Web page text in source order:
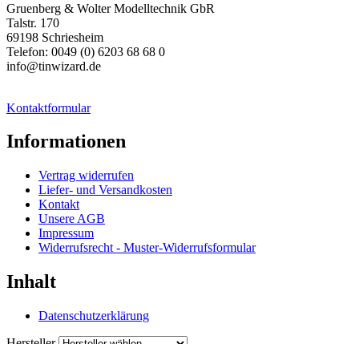
Gruenberg & Wolter Modelltechnik GbR
Talstr. 170
69198 Schriesheim
Telefon: 0049 (0) 6203 68 68 0
info@tinwizard.de
Kontaktformular
Informationen
Vertrag widerrufen
Liefer- und Versandkosten
Kontakt
Unsere AGB
Impressum
Widerrufsrecht - Muster-Widerrufsformular
Inhalt
Datenschutzerklärung